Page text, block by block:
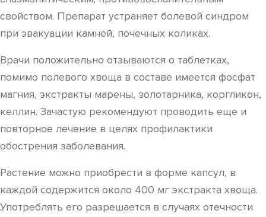
свойством. Препарат устраняет болевой синдром
при эвакуации камней, почечных коликах.
Врачи положительно отзываются о таблетках,
помимо полевого хвоща в составе имеется фосфат
магния, экстракты марены, золотарника, коргликон,
келлин. Зачастую рекомендуют проводить еще и
повторное лечение в целях профилактики
обострения заболевания.
Растение можно приобрести в форме капсул, в
каждой содержится около 400 мг экстракта хвоща.
Употреблять его разрешается в случаях отечности